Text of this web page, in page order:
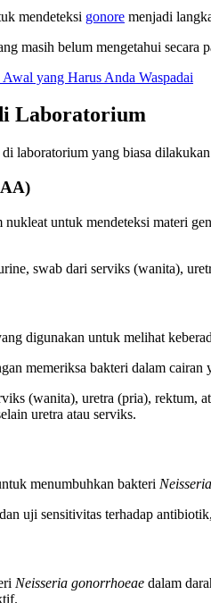
mendeteksi gonore menjadi
masih belum mengetahui secara
yang Harus Anda Waspadai
Laboratorium
laboratorium yang biasa
untuk mendeteksi materi
swab dari serviks (wanita),
digunakan untuk melihat
memeriksa bakteri dalam
(wanita), uretra (pria),
uretra atau serviks.
menumbuhkan bakteri
uji sensitivitas terhadap
Neisseria gonorrhoeae dalam